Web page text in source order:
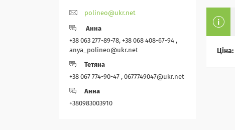
Ціна:
polineo@ukr.net
Анна
+38 063 277-89-78, +38 068 408-67-94 ,
anya_polineo@ukr.net
Тетяна
+38 067 774-90-47 , 0677749047@ukr.net
Анна
+380983003910